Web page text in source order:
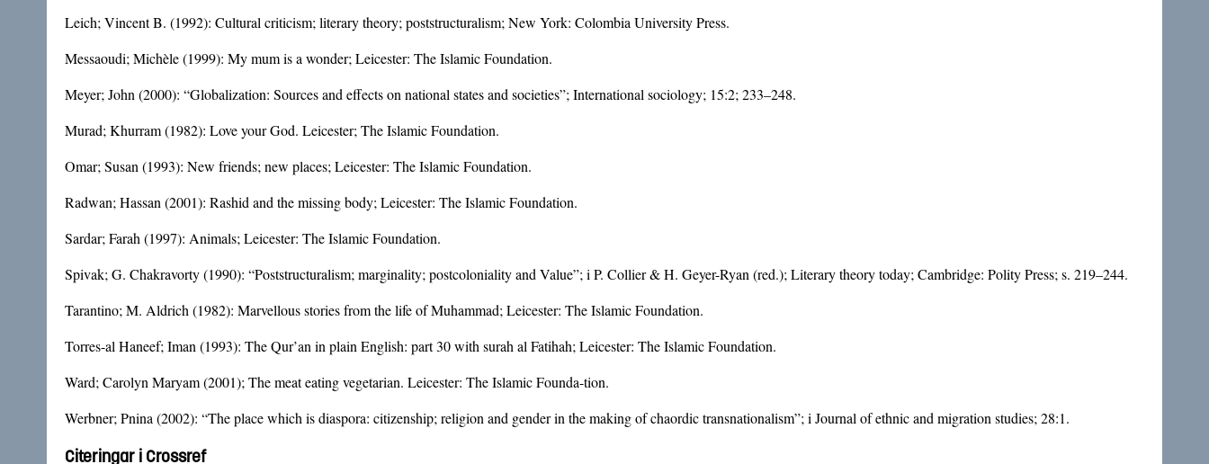
Leich; Vincent B. (1992): Cultural criticism; literary theory; poststructuralism; New York: Colombia University Press.
Messaoudi; Michèle (1999): My mum is a wonder; Leicester: The Islamic Foundation.
Meyer; John (2000): “Globalization: Sources and effects on national states and societies”; International sociology; 15:2; 233–248.
Murad; Khurram (1982): Love your God. Leicester; The Islamic Foundation.
Omar; Susan (1993): New friends; new places; Leicester: The Islamic Foundation.
Radwan; Hassan (2001): Rashid and the missing body; Leicester: The Islamic Foundation.
Sardar; Farah (1997): Animals; Leicester: The Islamic Foundation.
Spivak; G. Chakravorty (1990): “Poststructuralism; marginality; postcoloniality and Value”; i P. Collier & H. Geyer-Ryan (red.); Literary theory today; Cambridge: Polity Press; s. 219–244.
Tarantino; M. Aldrich (1982): Marvellous stories from the life of Muhammad; Leicester: The Islamic Foundation.
Torres-al Haneef; Iman (1993): The Qur’an in plain English: part 30 with surah al Fatihah; Leicester: The Islamic Foundation.
Ward; Carolyn Maryam (2001); The meat eating vegetarian. Leicester: The Islamic Founda-tion.
Werbner; Pnina (2002): “The place which is diaspora: citizenship; religion and gender in the making of chaordic transnationalism”; i Journal of ethnic and migration studies; 28:1.
Citeringar i Crossref